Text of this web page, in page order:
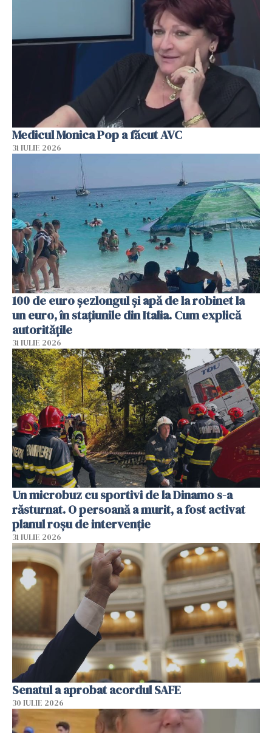
Medicul Monica Pop a făcut AVC
31 IULIE 2026
100 de euro șezlongul și apă de la robinet la
un euro, în stațiunile din Italia. Cum explică
autoritățile
31 IULIE 2026
Un microbuz cu sportivi de la Dinamo s-a
răsturnat. O persoană a murit, a fost activat
planul roșu de intervenție
31 IULIE 2026
Senatul a aprobat acordul SAFE
30 IULIE 2026